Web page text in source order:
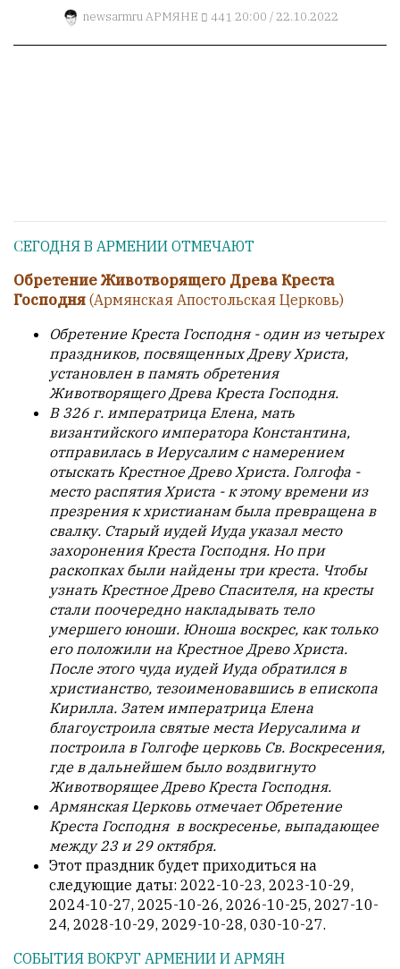
Гостей:
материалы
для
мыслящих.
обновляется
большим
трудом,
но
душой.
Редакция
лезет
авторские
тексты,
кромсает
искажает
смысл.
Мнение
редакции
является
обязательным
условием
публикации.
Противоположные
мнения
newsarmru АРМЯНЕ 441 20:00 / 22.10.2022
СЕГОДНЯ В АРМЕНИИ ОТМЕЧАЮТ
Обретение Животворящего Древа Креста
Господня (Армянская Апостольская Церковь)
Обретение Креста Господня - один из четырех
праздников, посвященных Древу Христа,
установлен в память обретения
Животворящего Древа Креста Господня.
В 326 г. императрица Елена, мать
византийского императора Константина,
отправилась в Иерусалим с намерением
отыскать Крестное Древо Христа. Голгофа -
место распятия Христа - к этому времени из
презрения к христианам была превращена в
свалку. Старый иудей Иуда указал место
захоронения Креста Господня. Но при
раскопках были найдены три креста. Чтобы
узнать Крестное Древо Спасителя, на кресты
стали поочередно накладывать тело
умершего юноши. Юноша воскрес, как только
его положили на Крестное Древо Христа.
После этого чуда иудей Иуда обратился в
христианство, тезоименовавшись в епископа
Кирилла. Затем императрица Елена
благоустроила святые места Иерусалима и
построила в Голгофе церковь Св. Воскресения,
где в дальнейшем было воздвигнуто
Животворящее Древо Креста Господня.
Армянская Церковь отмечает Обретение
Креста Господня в воскресенье, выпадающее
между 23 и 29 октября.
Этот праздник будет приходиться на
следующие даты: 2022-10-23, 2023-10-29,
2024-10-27, 2025-10-26, 2026-10-25, 2027-10-
24, 2028-10-29, 2029-10-28, 030-10-27.
СОБЫТИЯ ВОКРУГ АРМЕНИИ И АРМЯН